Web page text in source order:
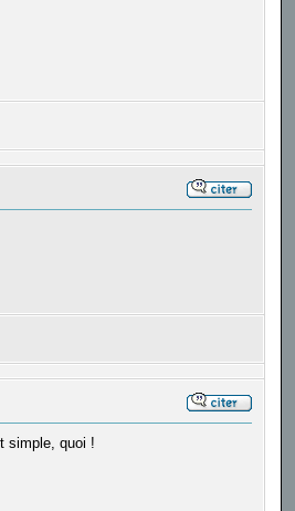
simple, quoi !